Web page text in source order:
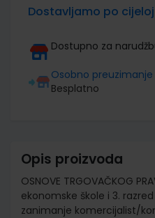
Dostavljamo po
Dostupno za
Osobno preuzimanje
Besplatno
Opis proizvoda
OSNOVE TRGOVAČKOG
ekonomske škole i 3.
zanimanje komercijalist/